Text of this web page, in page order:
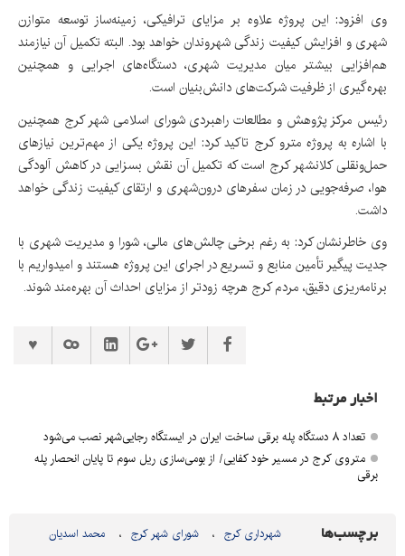
وی افزود: این پروژه علاوه بر مزایای ترافیکی، زمینه‌ساز توسعه متوازن
شهری و افزایش کیفیت زندگی شهروندان خواهد بود. البته تکمیل آن نیازمند
هم‌افزایی بیشتر میان مدیریت شهری، دستگاه‌های اجرایی و همچنین
بهره‌گیری از ظرفیت شرکت‌های دانش‌بنیان است.
رئیس مرکز پژوهش و مطالعات راهبردی شورای اسلامی شهر کرج همچنین
با اشاره به پروژه مترو کرج تاکید کرد: این پروژه یکی از مهم‌ترین نیازهای
حمل‌ونقلی کلانشهر کرج است که تکمیل آن نقش بسزایی در کاهش آلودگی
هوا، صرفه‌جویی در زمان سفرهای درون‌شهری و ارتقای کیفیت زندگی خواهد
داشت.
وی خاطرنشان کرد: به رغم برخی چالش‌های مالی، شورا و مدیریت شهری با
جدیت پیگیر تأمین منابع و تسریع در اجرای این پروژه هستند و امیدواریم با
برنامه‌ریزی دقیق، مردم کرج هرچه زودتر از مزایای احداث آن بهره‌مند شوند.
اخبار مرتبط
تعداد ۸ دستگاه پله برقی ساخت ایران در ایستگاه رجایی‌شهر نصب می‌شود
متروی کرج در مسیر خود کفایی/ از بومی‌سازی ریل سوم تا پایان انحصار پله
برقی
برچسب‌ها شهرداری کرج شورای شهر کرج محمد اسدیان